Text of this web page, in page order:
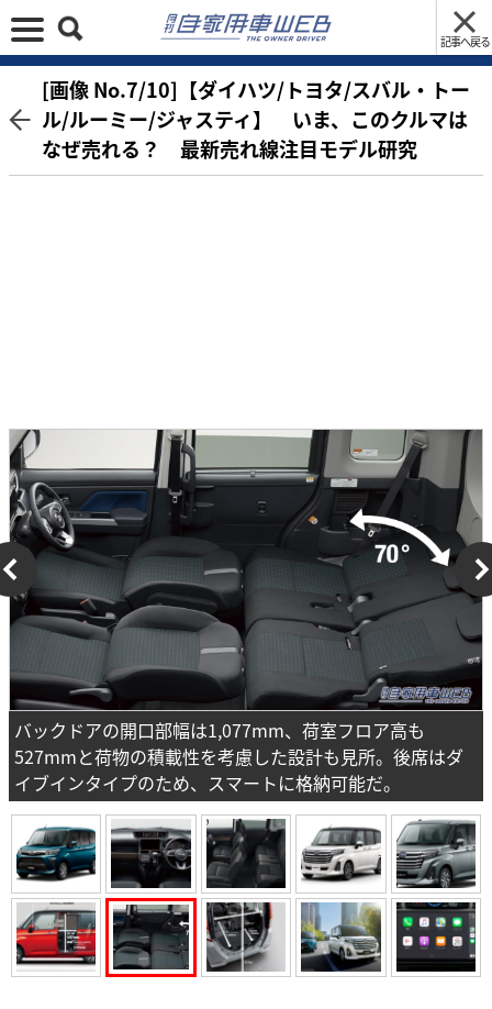
記事へ戻る
[画像 No.7/10]【ダイハツ/トヨタ/スバル・トー
ル/ルーミー/ジャスティ】 いま、このクルマは
なぜ売れる？ 最新売れ線注目モデル研究
バックドアの開口部幅は1,077mm、荷室フロア高も
527mmと荷物の積載性を考慮した設計も見所。後席はダ
イブインタイプのため、スマートに格納可能だ。